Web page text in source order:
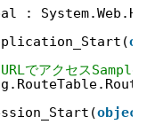
:
でアクセス
object